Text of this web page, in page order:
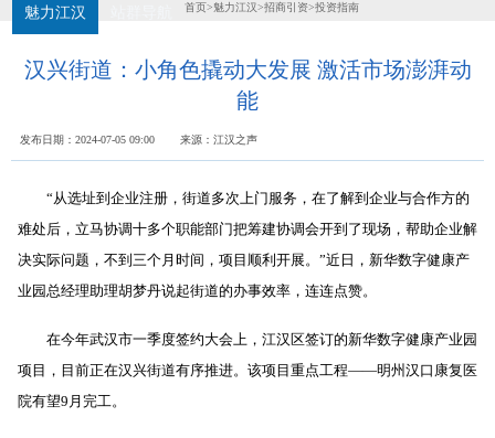
航
魅力江汉 首页>魅力江汉>招商引资>投资指南
汉兴街道：小角色撬动大发展 激活市场澎湃动
能
发布日期：2024-07-05 09:00 来源：江汉之声
“从选址到企业注册，街道多次上门服务，在了解到企业与合作方的
难处后，立马协调十多个职能部门把筹建协调会开到了现场，帮助企业解
决实际问题，不到三个月时间，项目顺利开展。”近日，新华数字健康产
业园总经理助理胡梦丹说起街道的办事效率，连连点赞。
在今年武汉市一季度签约大会上，江汉区签订的新华数字健康产业园
项目，目前正在汉兴街道有序推进。该项目重点工程——明州汉口康复医
院有望9 月完工。